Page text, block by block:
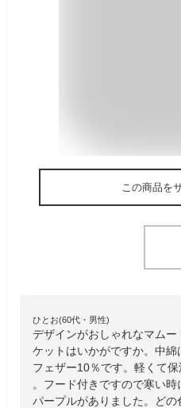
この商品を
ひとお(60代・男性)
デザインがおしゃれなマム
ケットはいかがですか。中
フェザー10％です。軽くて
。フード付きですので寒い
パープルがありました。ど